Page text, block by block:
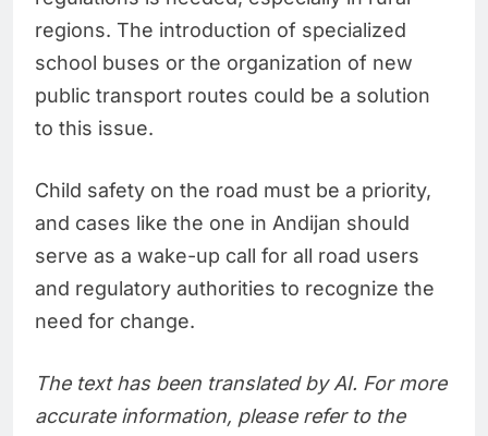
regions. The introduction of specialized
school buses or the organization of new
public transport routes could be a solution
to this issue.
Child safety on the road must be a priority,
and cases like the one in Andijan should
serve as a wake-up call for all road users
and regulatory authorities to recognize the
need for change.
The text has been translated by AI. For more
accurate information, please refer to the